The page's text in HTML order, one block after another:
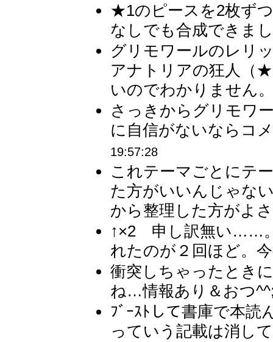
★1のピースを2枚ず
なしでも合成できま
グリモワールのレリ
アナトリアの狂人（
いのでわかりません
さっきからグリモワ
に自信がないならコ
19:57:28
これテーマごとにテ
た方がいいんじゃな
から整理した方がよ
↑×2 申し訳無い……。
れたのが２回ほど。
衝突しちゃったとき
ね…情報あり＆おつ
ﾌﾞｰｽﾄして書庫で本
っていう記載は消し